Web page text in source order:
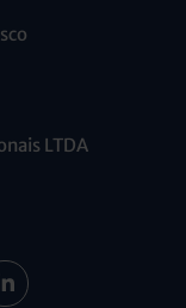
LTDA